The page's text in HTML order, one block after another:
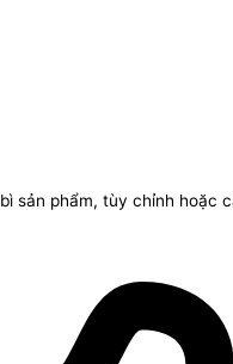
sản phẩm, tùy chỉnh hoặc